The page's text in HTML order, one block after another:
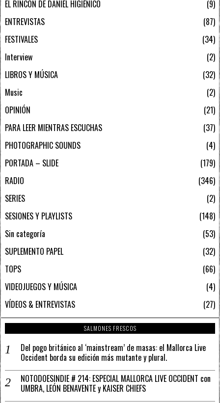
EL RINCÓN DE DANIEL HIGIÉNICO
9
ENTREVISTAS
87
FESTIVALES
34
Interview
2
LIBROS Y MÚSICA
32
Music
2
OPINIÓN
21
PARA LEER MIENTRAS ESCUCHAS
37
PHOTOGRAPHIC SOUNDS
4
PORTADA – SLIDE
179
RADIO
346
SERIES
2
SESIONES Y PLAYLISTS
148
Sin categoría
53
SUPLEMENTO PAPEL
32
TOPS
66
VIDEOJUEGOS Y MÚSICA
4
VÍDEOS & ENTREVISTAS
27
SALMONES FRESCOS
Del pogo británico al ‘mainstream’ de masas: el Mallorca Live
Occident borda su edición más mutante y plural.
NOTODOESINDIE # 214: ESPECIAL MALLORCA LIVE OCCIDENT con
UMBRA, LEÓN BENAVENTE y KAISER CHIEFS